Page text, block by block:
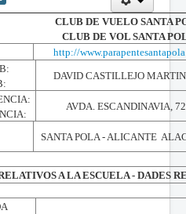
CLUB DE VUELO SANTA
CLUB DE VOL SANTA
http://
DAVID CASTILLEJO
AVDA. ESCANDINAVIA, 72
SANTA POLA - ALICANTE
A LA ESCUELA - DADES